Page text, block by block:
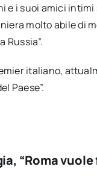
e i suoi amici
molto abile di
Russia”.
italiano,
Paese”.
“Roma